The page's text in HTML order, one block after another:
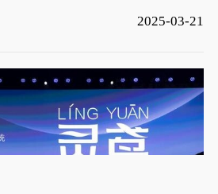
2025-03-21